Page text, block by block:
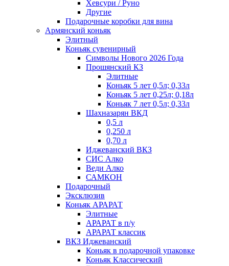
Хевсури / Руно
Другие
Подарочные коробки для вина
Армянский коньяк
Элитный
Коньяк сувенирный
Символы Нового 2026 Года
Прошянский КЗ
Элитные
Коньяк 5 лет 0,5л; 0,33л
Коньяк 5 лет 0,25л; 0,18л
Коньяк 7 лет 0,5л; 0,33л
Шахназарян ВКД
0,5 л
0,250 л
0,70 л
Иджеванский ВКЗ
СИС Алко
Веди Алко
САМКОН
Подарочный
Эксклюзив
Коньяк АРАРАТ
Элитные
АРАРАТ в п/у
АРАРАТ классик
ВКЗ Иджеванский
Коньяк в подарочной упаковке
Коньяк Классический